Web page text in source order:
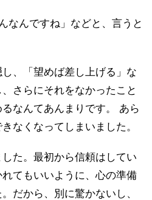
なんですね」などと、言うと
、「望めば差し上げる」な
さらにそれをなかったこと
なんてあんまりです。 あら
なくなってしまいました。
た。最初から信頼はしてい
てもいいように、心の準備
だから、別に驚かないし、